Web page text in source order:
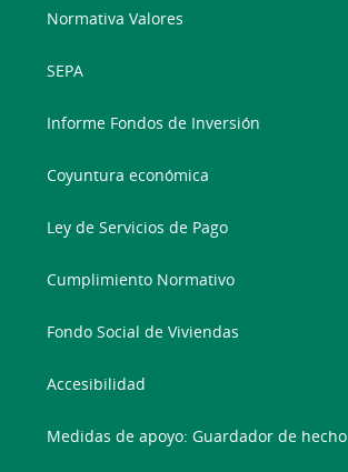
Normativa Valores
SEPA
Informe Fondos de Inversión
Coyuntura económica
Ley de Servicios de Pago
Cumplimiento Normativo
Fondo Social de Viviendas
Accesibilidad
Medidas de apoyo: Guardador de hecho